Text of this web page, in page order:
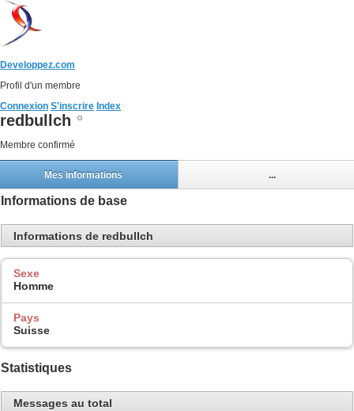
Developpez.com
Profil d'un membre
Connexion S'inscrire Index
redbullch
Membre confirmé
Mes informations ...
Informations de base
Informations de redbullch
Sexe
Homme
Pays
Suisse
Statistiques
Messages au total